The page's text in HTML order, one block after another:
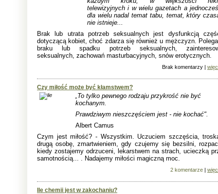
telewizyjnych i w wielu gazetach a
dla wielu nadal temat tabu, temat, który
nie istnieje...
Brak lub utrata potrzeb seksualnych jest dysfunkcją
dotyczącą kobiet, choć zdarza się również u mężczyzn.
braku lub spadku potrzeb seksualnych,
seksualnych, zachowań masturbacyjnych, snów erotycznych.
Brak komentarzy |
Czy miłość może być kłamstwem?
To tylko pewnego rodzaju przykrość nie być
kochanym.
Prawdziwym nieszczęściem jest - nie kochać".
Albert Camus
Czym jest miłość? - Wszystkim. Uczuciem szczęścia,
drugą osobę, zmartwieniem, gdy czujemy się bezsilni,
kiedy zostajemy odrzuceni, lekarstwem na strach, ucieczką
samotnością... . Nadajemy miłości magiczną moc.
2 komentarze |
Ile chemii jest w zakochaniu?